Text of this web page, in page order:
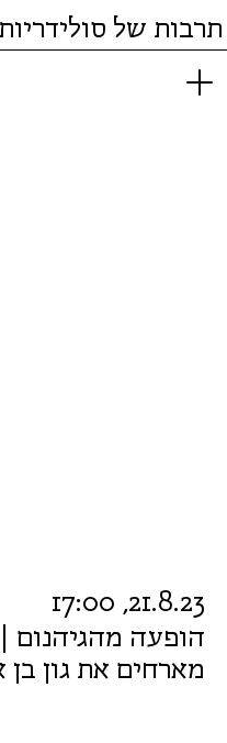
של
הופעה מהגיהנום |
מארחים את גון בן
21.8.23, 17:00